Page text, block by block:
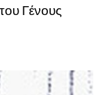
Γένους